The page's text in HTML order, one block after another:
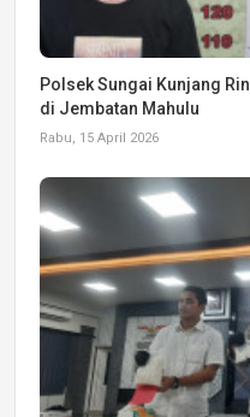
Polsek Sungai Kunjang
di Jembatan Mahulu
Rabu, 15 April 2026